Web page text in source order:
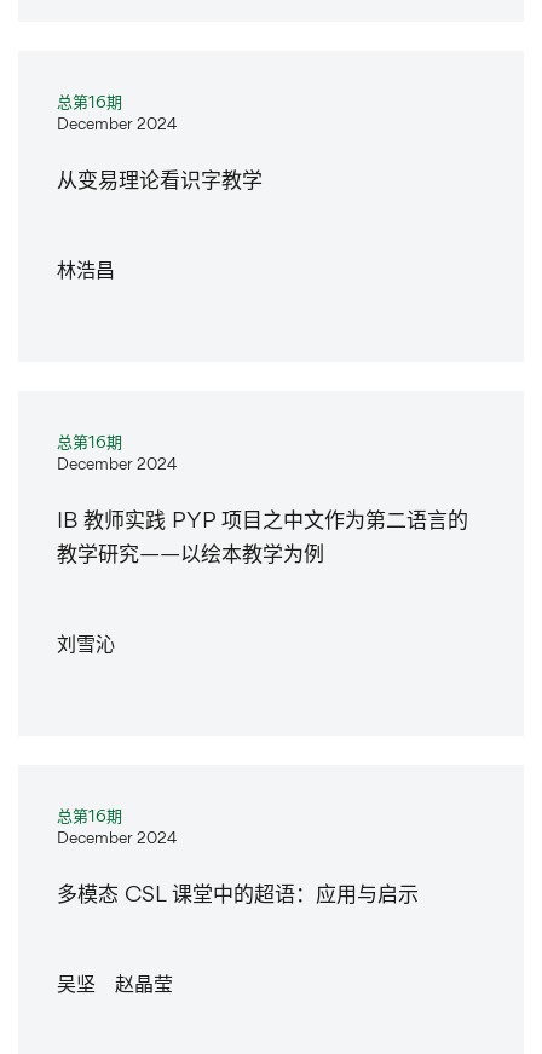
总第16期
December 2024
从变易理论看识字教学
林浩昌
总第16期
December 2024
IB 教师实践 PYP 项目之中文作为第二语言的
教学研究——以绘本教学为例
刘雪沁
总第16期
December 2024
多模态 CSL 课堂中的超语：应用与启示
吴坚 赵晶莹